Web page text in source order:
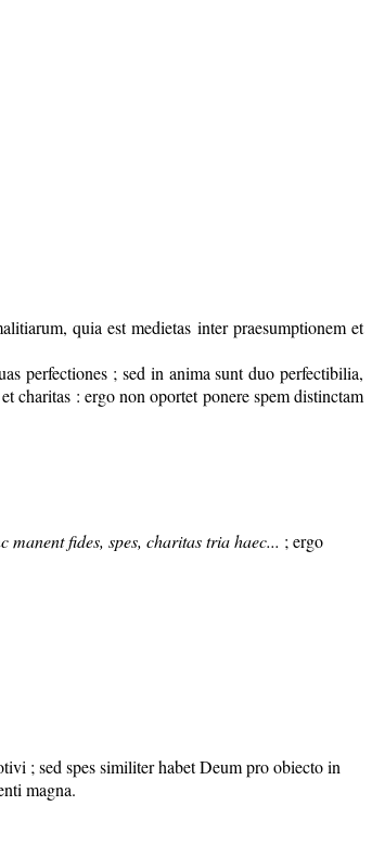
quia est medietas inter praesumptionem et
perfectiones ; sed in anima sunt duo perfectibilia,
charitas : ergo non oportet ponere spem distinctam
manent fides, spes, charitas tria haec... ; ergo
; sed spes similiter habet Deum pro obiecto in
magna.